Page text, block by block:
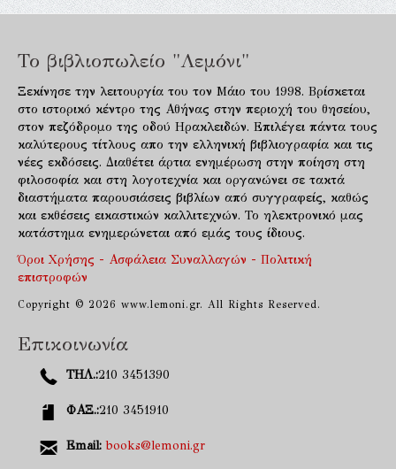
Το βιβλιοπωλείο "Λεμόνι"
Ξεκίνησε την λειτουργία του τον Μάιο του 1998. Βρίσκεται
στο ιστορικό κέντρο της Αθήνας στην περιοχή του θησείου,
στον πεζόδρομο της οδού Ηρακλειδών. Επιλέγει πάντα τους
καλύτερους τίτλους απο την ελληνική βιβλιογραφία και τις
νέες εκδόσεις. Διαθέτει άρτια ενημέρωση στην ποίηση στη
φιλοσοφία και στη λογοτεχνία και οργανώνει σε τακτά
διαστήματα παρουσιάσεις βιβλίων από συγγραφείς, καθώς
και εκθέσεις εικαστικών καλλιτεχνών. Το ηλεκτρονικό μας
κατάστημα ενημερώνεται από εμάς τους ίδιους.
Όροι Χρήσης - Ασφάλεια Συναλλαγών - Πολιτική
επιστροφών
Copyright © 2026 www.lemoni.gr. All Rights Reserved.
Επικοινωνία
ΤΗΛ.:210 3451390
ΦΑΞ.:210 3451910
Email: books@lemoni.gr